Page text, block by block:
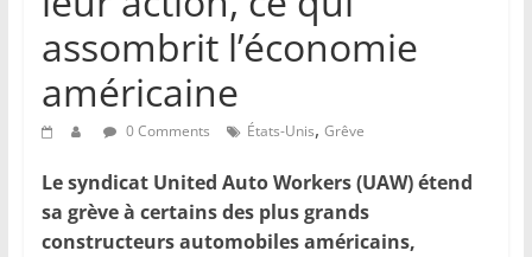
assombrit l’économie
américaine
0 Comments États-Unis, Grêve
Le syndicat United Auto Workers (UAW) étend
sa grève à certains des plus grands
constructeurs automobiles américains,